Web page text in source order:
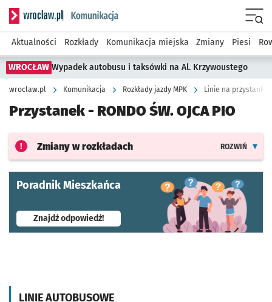
Serwis informacyjny wroclaw.pl podserwis: Komunikacja
Aktualności Rozkłady Komunikacja miejska Zmiany Piesi
WROCŁAW Wypadek autobusu i taksówki na Al. Krzywoustego
wroclaw.pl Komunikacja Rozkłady jazdy MPK Linie na przystanku
Przystanek - RONDO ŚW. OJCA PIO
Zmiany w rozkładach ROZWIŃ
Poradnik Mieszkańca
Znajdź odpowiedź!- otworzy się w nowej karcie
LINIE AUTOBUSOWE